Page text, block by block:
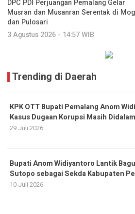
DPC PDI Perjuangan Pemalang Gelar
Musran dan Musanran Serentak di
dan Pulosari
3 Agustus 2026 - 14:57 WIB
Trending di Daerah
KPK OTT Bupati Pemalang Anom
Kasus Dugaan Korupsi Masih
29 Juli 2026
Bupati Anom Widiyantoro Lantik
Sutopo sebagai Sekda Kabupaten
10 Juli 2026